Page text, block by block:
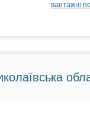
вантажні